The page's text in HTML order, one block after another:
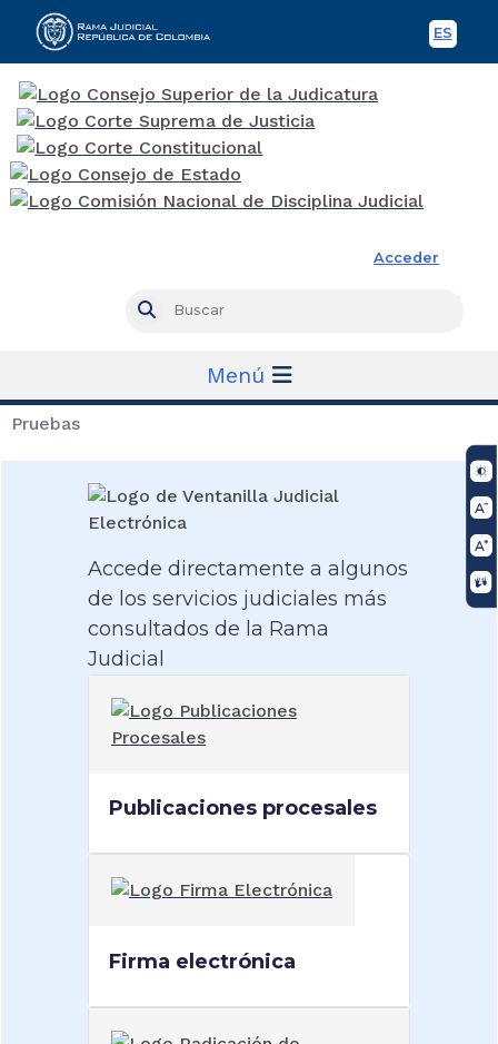
ES
Acceder
Buscar
Menú
Pruebas
Accede directamente a algunos
de los servicios judiciales más
consultados de la Rama
Judicial
Publicaciones procesales
Firma electrónica